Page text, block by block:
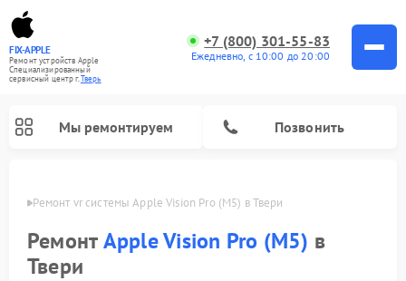
FIX-APPLE
Ремонт устройств Apple
Специализированный
cервисный центр г.Тверь
+7 (800) 301-55-83
Ежедневно, с 10:00 до 20:00
Мы ремонтируем Позвонить
Ремонт vr системы Apple Vision Pro (M5) в Твери
РемонтApple Vision Pro (M5) в
Твери